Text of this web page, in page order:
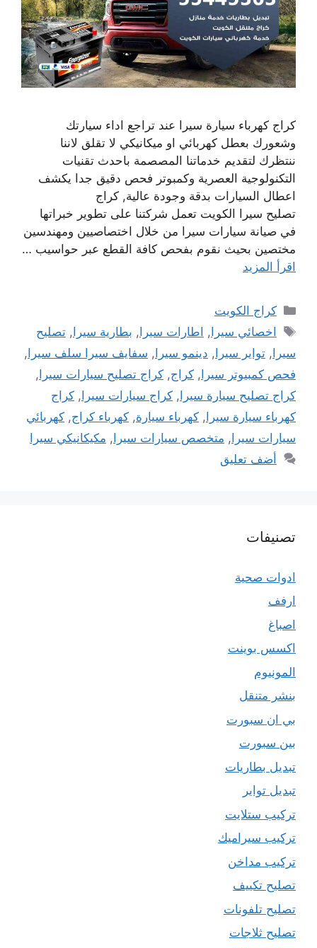
كراج كهرباء سيارة سيرا عند تراجع اداء سيارتك
وشعورك بعطل كهربائي او ميكانيكي لا تقلق لاننا
ننتظرك لتقديم خدماتنا المصصمة باحدث تقنيات
التكنولوجية العصرية وكمبوتر فحص دقيق جدا يكشف
اعطال السيارات بدقة وجودة عالية, كراج
تصليح سيرا الكويت تعمل شركتنا على تطوير خبراتها
في صيانة سيارات سيرا من خلال اختصاصيين ومهندسين
مختصين بحيث نقوم بفحص كافة القطع عبر حواسيب …
اقرأ المزيد
التصنيفات
كراج الكويت
الوسوم
اخصائي سيرا, اطارات سيرا, بطارية سيرا,تصليح
سيرا, تواير سيرا, دينمو سيرا, سفايف سيرا سلف سيرا,
فحص كمبيوتر سيرا, كراج, كراج تصليح سيارات سيرا,
كراج تصليح سيارة سيرا, كراج سيارات سيرا, كراج
كهرباء سيارة سيرا, كهرباء سيارة, كهرباء كراج, كهربائي
سيارات سيرا, متخصص سيارات سيرا, مكيكانيكي سيرا
أضف تعليق
تصنيفات
ادوات صحية
ارفف
اصباغ
اكسس بوينت
المونيوم
بنشر متنقل
بي ان سبورت
بين سبورت
تبديل بطاريات
تبديل تواير
تركيب ستلايت
تركيب سيراميك
تركيب مداخن
تصليح تكييف
تصليح تلفونات
تصليح ثلاجات